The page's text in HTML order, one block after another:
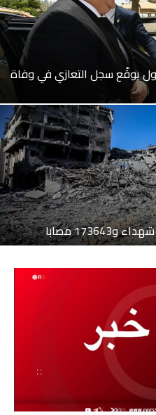
يوقّع سجل التعازي في وفاة